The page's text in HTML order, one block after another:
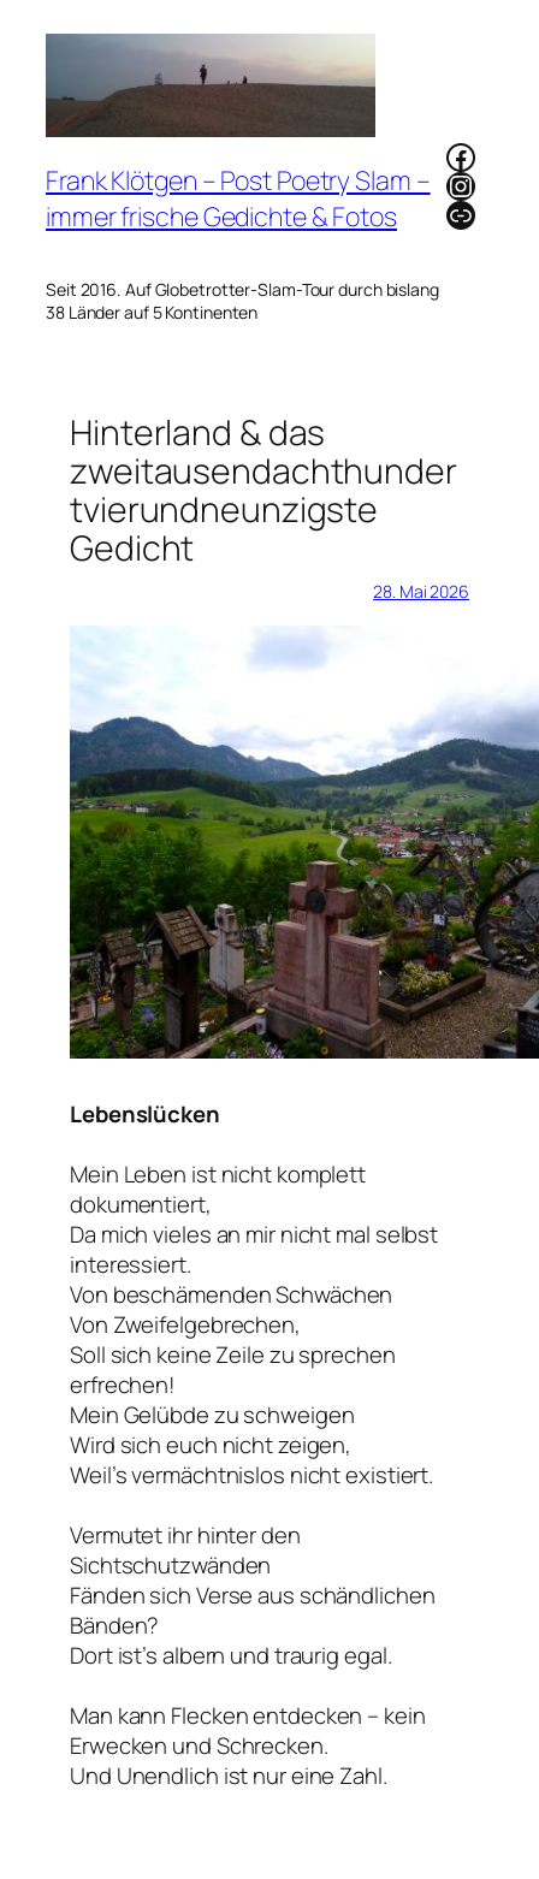
Frank Klötgen – Post Poetry Slam –
immer frische Gedichte & Fotos
Seit 2016. Auf Globetrotter-Slam-Tour durch bislang
38 Länder auf 5 Kontinenten
Link
Hinterland & das
zweitausendachthunder
tvierundneunzigste
Gedicht
28. Mai 2026
Lebenslücken
Mein Leben ist nicht komplett
dokumentiert,
Da mich vieles an mir nicht mal selbst
interessiert.
Von beschämenden Schwächen
Von Zweifelgebrechen,
Soll sich keine Zeile zu sprechen
erfrechen!
Mein Gelübde zu schweigen
Wird sich euch nicht zeigen,
Weil’s vermächtnislos nicht existiert.
Vermutet ihr hinter den
Sichtschutzwänden
Fänden sich Verse aus schändlichen
Bänden?
Dort ist’s albern und traurig egal.
Man kann Flecken entdecken – kein
Erwecken und Schrecken.
Und Unendlich ist nur eine Zahl.